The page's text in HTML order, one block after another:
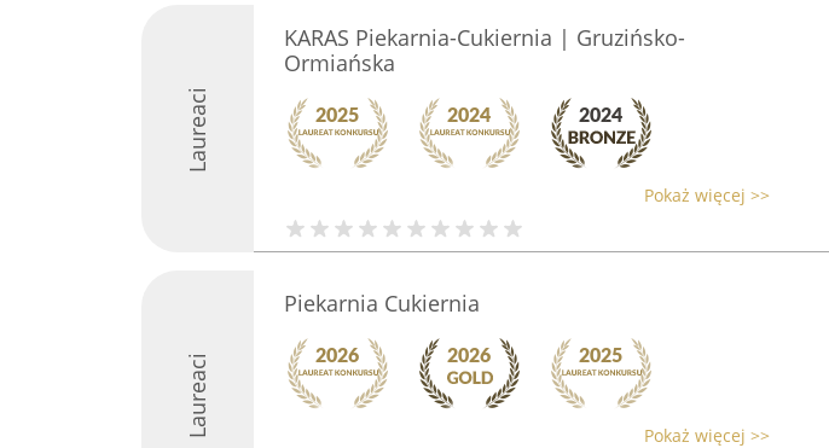
Laureaci
KARAS Piekarnia-Cukiernia | Gruzińsko-
Ormiańska
Pokaż więcej >>
Laureaci
Piekarnia Cukiernia
Pokaż więcej >>